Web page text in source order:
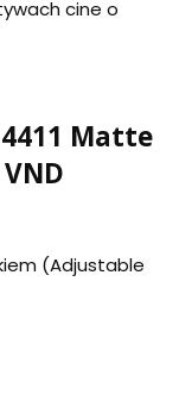
cine o
Matte
(Adjustable